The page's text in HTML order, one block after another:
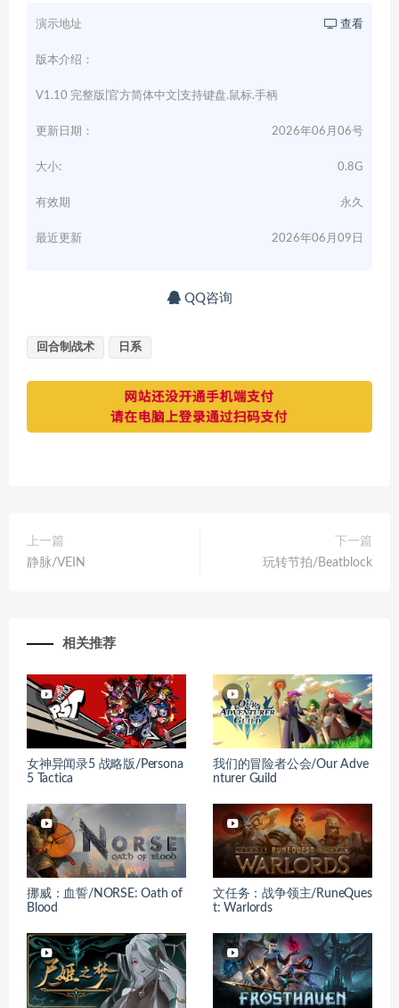
演示地址 查看
版本介绍：
V1.10 完整版|官方简体中文|支持键盘.鼠标.手柄
更新日期： 2026年06月06号
大小: 0.8G
有效期 永久
最近更新 2026年06月09日
QQ咨询
回合制战术 日系
上一篇
静脉/VEIN
下一篇
玩转节拍/Beatblock
相关推荐
女神异闻录5 战略版/Persona
5 Tactica
我们的冒险者公会/Our Adve
nturer Guild
挪威：血誓/NORSE: Oath of
Blood
文任务：战争领主/RuneQues
t: Warlords